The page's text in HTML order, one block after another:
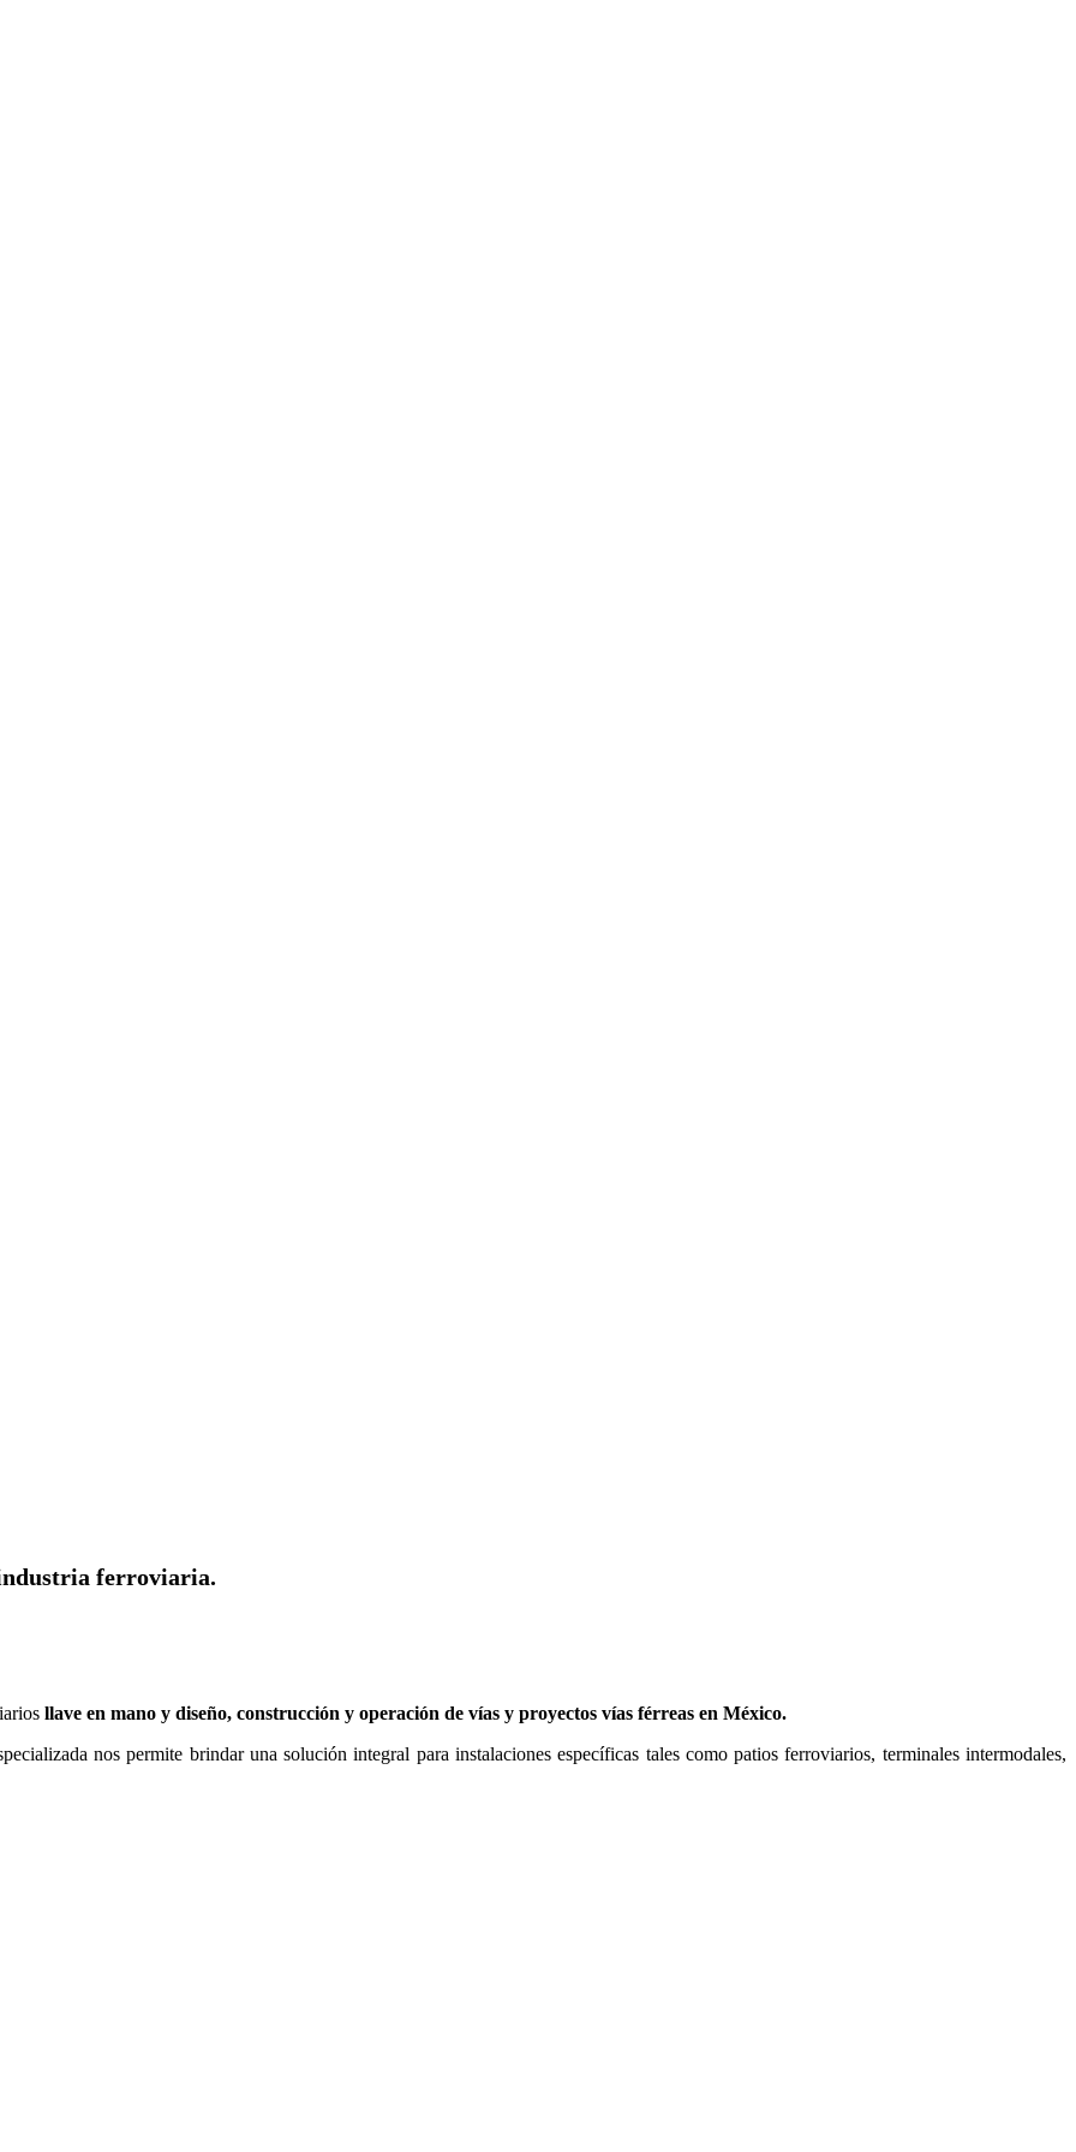
industria ferroviaria.
llave en mano y diseño, construcción y operación de vías y proyectos vías férreas en México.
nos permite brindar una solución integral para instalaciones específicas tales como patios ferroviarios, terminales intermodales,